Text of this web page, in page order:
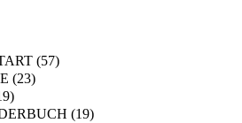
(57)
(23)
(19)